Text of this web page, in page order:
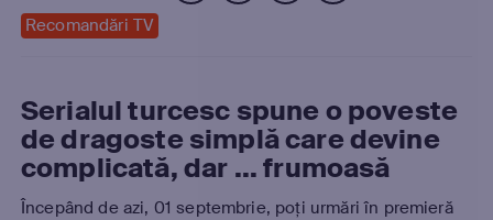
Recomandări TV
Serialul turcesc spune o poveste
de dragoste simplă care devine
complicată, dar ... frumoasă
Începând de azi, 01 septembrie, poți urmări în premieră